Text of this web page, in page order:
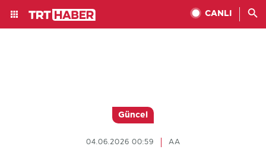
CANLI
Güncel
AA
04.06.2026 00:59